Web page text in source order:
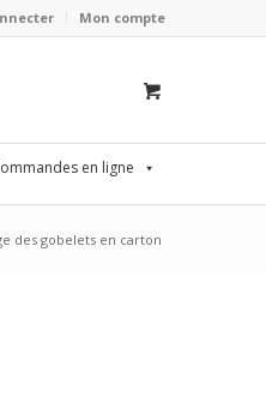
Mon compte
en ligne
des gobelets en carton